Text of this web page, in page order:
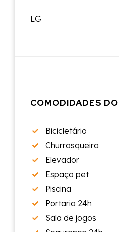
LG
COMODIDADES
Bicicletário
Churrasqueira
Elevador
Espaço pet
Piscina
Portaria 24h
Sala de jogos